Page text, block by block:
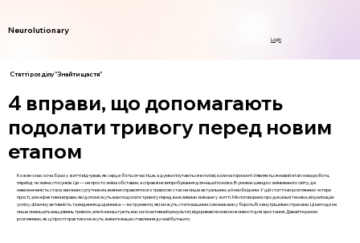
Neurolutionary
Login
Статті розділу "Знайти щастя"
4 вправи, що допомагають
подолати тривогу перед новим
етапом
Кожен з нас хоча б раз у житті відчував, як серце б’ється частіше, а думки плутаються в голові, коли на горизонті з’являється новий етап: нова робота,
переїзд чи зміна стосунків. Це — не просто зміна обставин, а справжнє випробування для нашої психіки. В умовах швидко змінюваного світу, де
невизначеність стала звичним супутником, вміння справлятися з тривогою стає не лише актуальним, а й необхідним. У цій статті ми розглянемо чотири
прості, але ефективні вправи, які допоможуть вам подолати тривогу перед важливими змінами у житті. Ми поговоримо про дихальні техніки, візуалізацію
успіху, фізичну активність та ведення щоденника — інструменти, які можуть стати вашими союзниками у боротьбі з внутрішніми страхами. Ці методи не
лише зменшать ваш рівень тривоги, але й налаштують вас на позитивний результат, відкриваючи нові можливості для зростання. Давайте разом
розглянемо, як ці прості практики можуть змінити ваше ставлення до майбутнього.